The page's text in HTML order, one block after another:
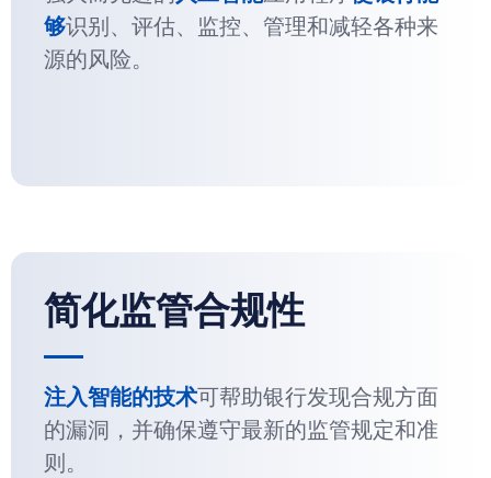
够识别、评估、监控、管理和减轻各种来
源的风险。
简化监管合规性
注入智能的技术可帮助银行发现合规方面
的漏洞，并确保遵守最新的监管规定和准
则。